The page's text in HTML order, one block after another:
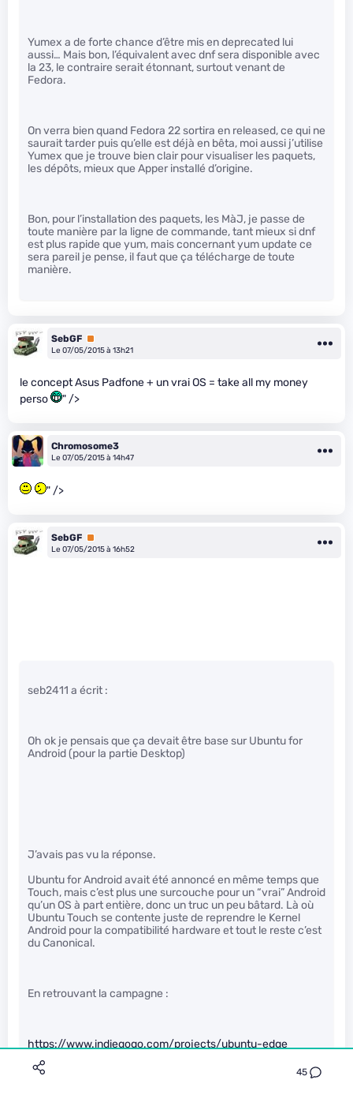
45
Yumex a de forte chance d’être mis en deprecated lui
aussi… Mais bon, l’équivalent avec dnf sera disponible avec
la 23, le contraire serait étonnant, surtout venant de
Fedora.
On verra bien quand Fedora 22 sortira en released, ce qui ne
saurait tarder puis qu’elle est déjà en bêta, moi aussi j’utilise
Yumex que je trouve bien clair pour visualiser les paquets,
les dépôts, mieux que Apper installé d’origine.
Bon, pour l’installation des paquets, les MàJ, je passe de
toute manière par la ligne de commande, tant mieux si dnf
est plus rapide que yum, mais concernant yum update ce
sera pareil je pense, il faut que ça télécharge de toute
manière.
SebGF Premium
Le 07/05/2015 à 13h21
le concept Asus Padfone + un vrai OS = take all my money
perso
" />
Chromosome3
Le 07/05/2015 à 14h47
" />
SebGF Premium
Le 07/05/2015 à 16h52
seb2411 a écrit :
Oh ok je pensais que ça devait être base sur Ubuntu for
Android (pour la partie Desktop)
J’avais pas vu la réponse.
Ubuntu for Android avait été annoncé en même temps que
Touch, mais c’est plus une surcouche pour un “vrai” Android
qu’un OS à part entière, donc un truc un peu bâtard. Là où
Ubuntu Touch se contente juste de reprendre le Kernel
Android pour la compatibilité hardware et tout le reste c’est
du Canonical.
En retrouvant la campagne :
https://www.indiegogo.com/projects/ubuntu-edge